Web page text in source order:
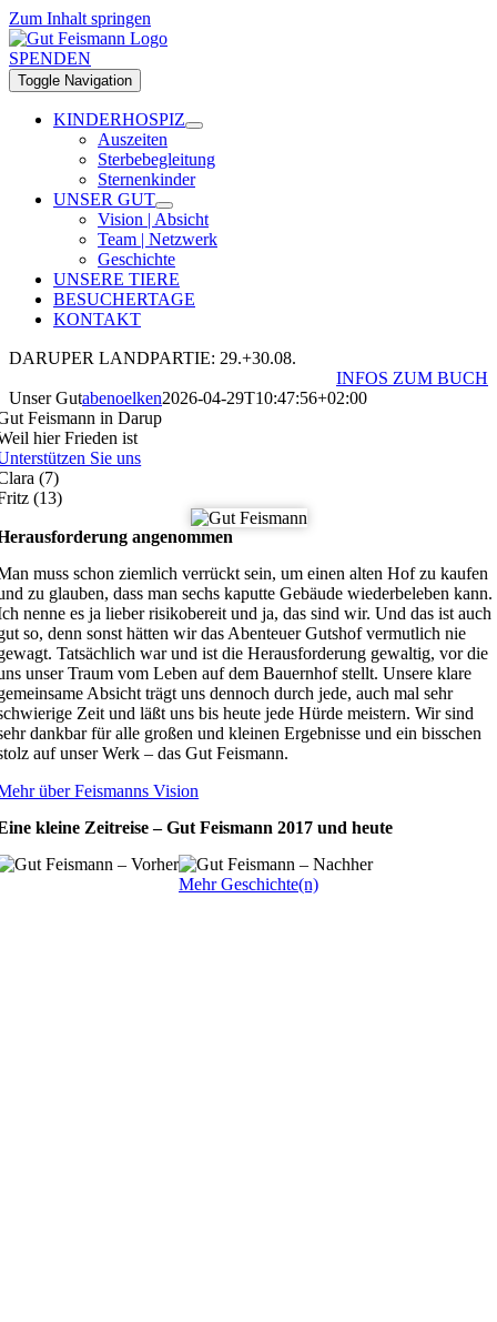
Zum Inhalt springen
SPENDEN
Toggle Navigation
KINDERHOSPIZ
Auszeiten
Sterbebegleitung
Sternenkinder
UNSER GUT
Vision | Absicht
Team | Netzwerk
Geschichte
UNSERE TIERE
BESUCHERTAGE
KONTAKT
DARUPER LANDPARTIE: 29.+30.08.
INFOS ZUM BUCH
Unser Gutabenoelken2026-04-29T10:47:56+02:00
Feismann in Darup
hier Frieden ist
Sie uns
(7)
(13)
angenommen
muss schon ziemlich verrückt sein, um einen alten Hof zu kaufen
zu glauben, dass man sechs kaputte Gebäude wiederbeleben kann.
nenne es ja lieber risikobereit und ja, das sind wir. Und das ist auch
so, denn sonst hätten wir das Abenteuer Gutshof vermutlich nie
Tatsächlich war und ist die Herausforderung gewaltig, vor die
unser Traum vom Leben auf dem Bauernhof stellt. Unsere klare
Absicht trägt uns dennoch durch jede, auch mal sehr
Zeit und läßt uns bis heute jede Hürde meistern. Wir sind
dankbar für alle großen und kleinen Ergebnisse und ein bisschen
auf unser Werk – das Gut Feismann.
über Feismanns Vision
kleine Zeitreise – Gut Feismann 2017 und heute
Mehr Geschichte(n)